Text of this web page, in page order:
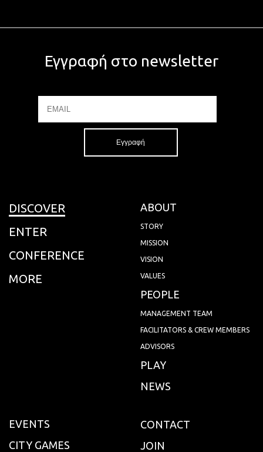
Εγγραφή στο newsletter
DISCOVER
ENTER
CONFERENCE
MORE
ABOUT
STORY
MISSION
VISION
VALUES
PEOPLE
MANAGEMENT TEAM
FACILITATORS & CREW MEMBERS
ADVISORS
PLAY
NEWS
EVENTS
CITY GAMES
CONTACT
JOIN